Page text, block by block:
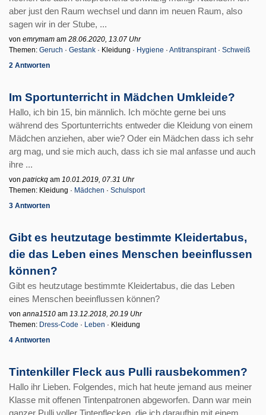
aber just den Raum wechsel und dann im neuen Raum, also
sagen wir in der Stube, ...
von emrymam am 28.06.2020, 13.07 Uhr
Themen: Geruch · Gestank · Kleidung · Hygiene · Antitranspirant· Schweiß
2 Antworten
Im Sportunterricht in Mädchen Umkleide?
Hallo, ich bin 15, bin männlich. Ich möchte gerne bei uns
während des Sportunterrichts entweder die Kleidung von einem
Mädchen anziehen, aber wie? Oder ein Mädchen dass ich sehr
arg mag, und sie mich auch, dass ich sie mal anfasse und auch
ihre ...
von patrickq am 10.01.2019, 07.31 Uhr
Themen: Kleidung · Mädchen · Schulsport
3 Antworten
Gibt es heutzutage bestimmte Kleidertabus,
die das Leben eines Menschen beeinflussen
können?
Gibt es heutzutage bestimmte Kleidertabus, die das Leben
eines Menschen beeinflussen können?
von anna1510 am 13.12.2018, 20.19 Uhr
Themen: Dress-Code · Leben · Kleidung
4 Antworten
Tintenkiller Fleck aus Pulli rausbekommen?
Hallo ihr Lieben. Folgendes, mich hat heute jemand aus meiner
Klasse mit offenen Tintenpatronen abgeworfen. Dann war mein